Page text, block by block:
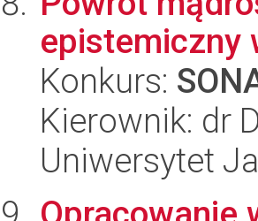
epistemiczny
Konkurs:
Kierownik: dr
Uniwersytet